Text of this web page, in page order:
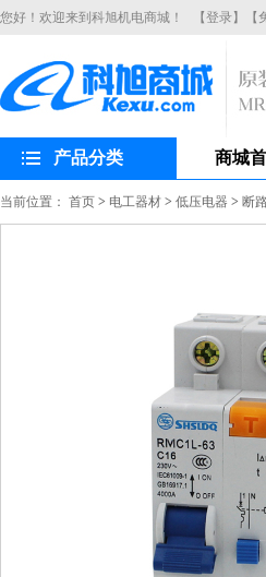
您好！欢迎来到科旭机电商城！ 【登录】 【
产品分类 商城
当前位置： 首页 > 电工器材 > 低压电器 > 断